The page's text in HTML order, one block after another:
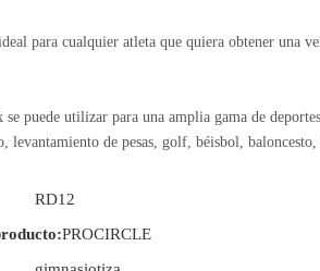
para cualquier atleta que quiera obtener una
puede utilizar para una amplia gama de
levantamiento de pesas, golf, béisbol,
RD12
PROCIRCLE